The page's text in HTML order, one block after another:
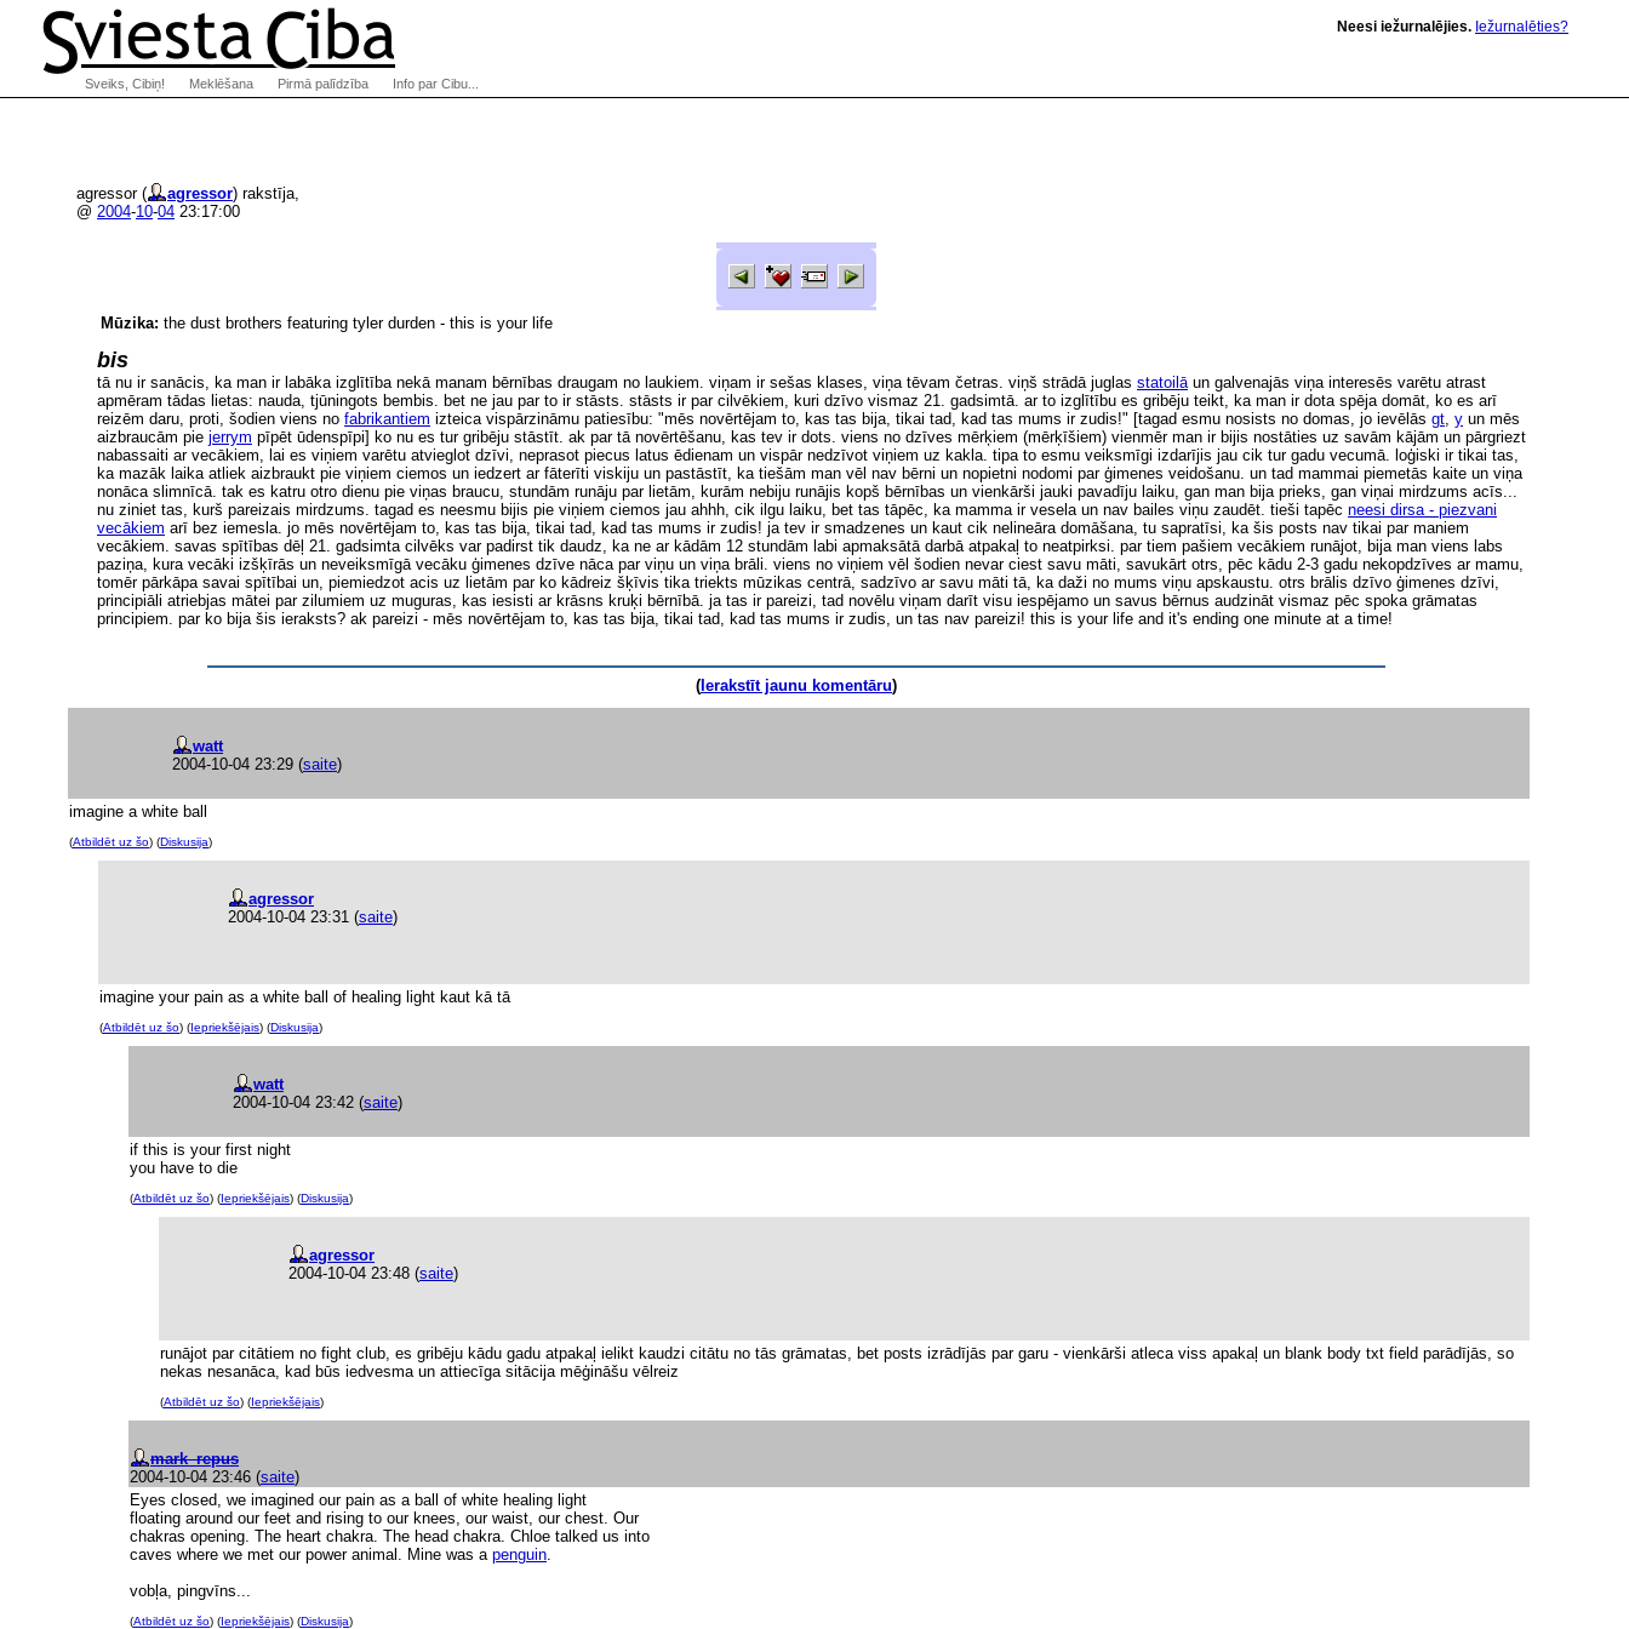
agressor ( agressor) rakstīja,
@ 2004-10-04 23:17:00
Mūzika: the dust brothers featuring tyler durden - this is your life
bis
tā nu ir sanācis, ka man ir labāka izglītība nekā manam bērnības draugam no laukiem. viņam ir sešas klases, viņa tēvam četras. viņš strādā juglas statoilā un galvenajās viņa interesēs varētu atrast
apmēram tādas lietas: nauda, tjūningots bembis. bet ne jau par to ir stāsts. stāsts ir par cilvēkiem, kuri dzīvo vismaz 21. gadsimtā. ar to izglītību es gribēju teikt, ka man ir dota spēja domāt, ko es arī
reizēm daru, proti, šodien viens no fabrikantiem izteica vispārzināmu patiesību: "mēs novērtējam to, kas tas bija, tikai tad, kad tas mums ir zudis!" [tagad esmu nosists no domas, jo ievēlās gt y un mēs
aizbraucām pie jerrym pīpēt ūdenspīpi] ko nu es tur gribēju stāstīt. ak par tā novērtēšanu, kas tev ir dots. viens no dzīves mērķiem (mērķīšiem) vienmēr man ir bijis nostāties uz savām kājām un pārgriezt
nabassaiti ar vecākiem, lai es viņiem varētu atvieglot dzīvi, neprasot piecus latus ēdienam un vispār nedzīvot viņiem uz kakla. tipa to esmu veiksmīgi izdarījis jau cik tur gadu vecumā. loģiski ir tikai tas,
ka mazāk laika atliek aizbraukt pie viņiem ciemos un iedzert ar fāterīti viskiju un pastāstīt, ka tiešām man vēl nav bērni un nopietni nodomi par ģimenes veidošanu. un tad mammai piemetās kaite un viņa
nonāca slimnīcā. tak es katru otro dienu pie viņas braucu, stundām runāju par lietām, kurām nebiju runājis kopš bērnības un vienkārši jauki pavadīju laiku, gan man bija prieks, gan viņai mirdzums acīs...
nu ziniet tas, kurš pareizais mirdzums. tagad es neesmu bijis pie viņiem ciemos jau ahhh, cik ilgu laiku, bet tas tāpēc, ka mamma ir vesela un nav bailes viņu zaudēt. tieši tapēc neesi dirsa - piezvani
vecākiem arī bez iemesla. jo mēs novērtējam to, kas tas bija, tikai tad, kad tas mums ir zudis! ja tev ir smadzenes un kaut cik nelineāra domāšana, tu sapratīsi, ka šis posts nav tikai par maniem
vecākiem. savas spītības dēļ 21. gadsimta cilvēks var padirst tik daudz, ka ne ar kādām 12 stundām labi apmaksātā darbā atpakaļ to neatpirksi. par tiem pašiem vecākiem runājot, bija man viens labs
paziņa, kura vecāki izšķīrās un neveiksmīgā vecāku ģimenes dzīve nāca par viņu un viņa brāli. viens no viņiem vēl šodien nevar ciest savu māti, savukārt otrs, pēc kādu 2-3 gadu nekopdzīves ar mamu,
tomēr pārkāpa savai spītībai un, piemiedzot acis uz lietām par ko kādreiz šķīvis tika triekts mūzikas centrā, sadzīvo ar savu māti tā, ka daži no mums viņu apskaustu. otrs brālis dzīvo ģimenes dzīvi,
principiāli atriebjas mātei par zilumiem uz muguras, kas iesisti ar krāsns kruķi bērnībā. ja tas ir pareizi, tad novēlu viņam darīt visu iespējamo un savus bērnus audzināt vismaz pēc spoka grāmatas
principiem. par ko bija šis ieraksts? ak pareizi - mēs novērtējam to, kas tas bija, tikai tad, kad tas mums ir zudis, un tas nav pareizi! this is your life and it's ending one minute at a time!
(Ierakstīt jaunu komentāru)
watt
2004-10-04 23:29 (saite)
imagine a white ball
(Atbildēt uz šo) (Diskusija)
agressor
2004-10-04 23:31 (saite)
imagine your pain as a white ball of healing light kaut kā tā
(Atbildēt uz šo) (Iepriekšējais) (Diskusija)
watt
2004-10-04 23:42 (saite)
if this is your first night
you have to die
(Atbildēt uz šo) (Iepriekšējais) (Diskusija)
agressor
2004-10-04 23:48 (saite)
runājot par citātiem no fight club, es gribēju kādu gadu atpakaļ ielikt kaudzi citātu no tās grāmatas, bet posts izrādījās par garu - vienkārši atleca viss apakaļ un blank body txt field parādījās, so
nekas nesanāca, kad būs iedvesma un attiecīga sitācija mēģināšu vēlreiz
(Atbildēt uz šo) (Iepriekšējais)
mark_repus
2004-10-04 23:46 (saite)
Eyes closed, we imagined our pain as a ball of white healing light
floating around our feet and rising to our knees, our waist, our chest. Our
chakras opening. The heart chakra. The head chakra. Chloe talked us into
caves where we met our power animal. Mine was a penguin.
vobļa, pingvīns...
(Atbildēt uz šo) (Iepriekšējais) (Diskusija)
Neesi iežurnalējies. Iežurnalēties?
Sveiks, Cibiņ! Meklēšana Pirmā palīdzība Info par Cibu...